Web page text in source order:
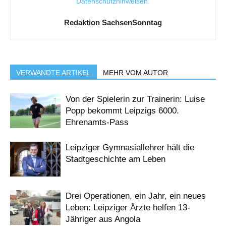
Redaktion SachsenSonntag
VERWANDTE ARTIKEL MEHR VOM AUTOR
Von der Spielerin zur Trainerin: Luise
Popp bekommt Leipzigs 6000.
Ehrenamts-Pass
Leipziger Gymnasiallehrer hält die
Stadtgeschichte am Leben
Drei Operationen, ein Jahr, ein neues
Leben: Leipziger Ärzte helfen 13-
Jähriger aus Angola